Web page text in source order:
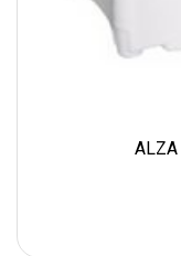
ALZA